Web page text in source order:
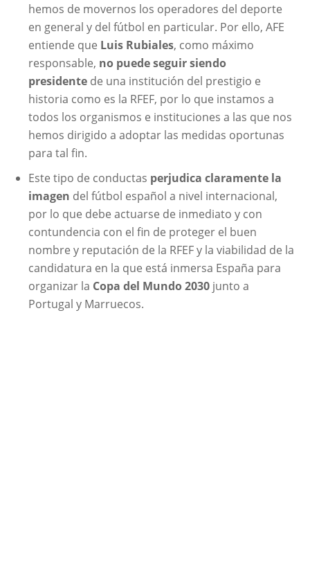
hemos de movernos los operadores del deporte
en general y del fútbol en particular. Por ello, AFE
entiende que Luis Rubiales, como máximo
responsable, no puede seguir siendo
presidente de una institución del prestigio e
historia como es la RFEF, por lo que instamos a
todos los organismos e instituciones a las que nos
hemos dirigido a adoptar las medidas oportunas
para tal fin.
Este tipo de conductas perjudica claramente la
imagen del fútbol español a nivel internacional,
por lo que debe actuarse de inmediato y con
contundencia con el fin de proteger el buen
nombre y reputación de la RFEF y la viabilidad de la
candidatura en la que está inmersa España para
organizar la Copa del Mundo 2030junto a
Portugal y Marruecos.